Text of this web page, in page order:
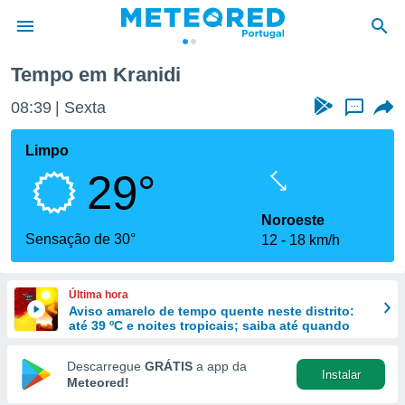
da
foi
fornecidas
a este
das
e
forma
digital
Tempo em Kranidi
08:39 Sexta ...
Limpo
29°
Sensação de 30°
Noroeste
12
18 km/h
Última hora
Aviso amarelo de tempo quente neste distrito:
até 39 ºC e noites tropicais; saiba até quando
Descarregue GRÁTIS a app da
Meteored!
Instalar